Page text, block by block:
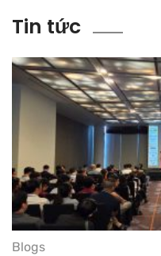
Tin tức
Blogs